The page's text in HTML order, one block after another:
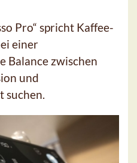
Pro“ spricht Kaffee-
einer
Balance zwischen
und
suchen.